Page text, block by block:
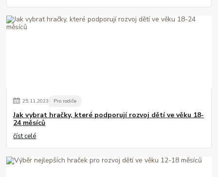
25.11.2023 Pro rodiče
Jak vybrat hračky, které podporují rozvoj dětí ve věku 18-
24 měsíců
číst celé